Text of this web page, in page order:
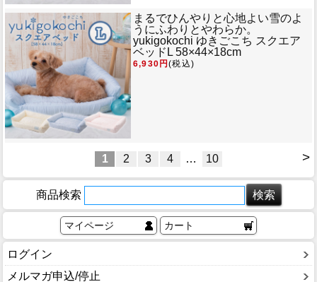
まるでひんやりと心地よい雪のよ
うにふわりとやわらか。
yukigokochi ゆきごこち スクエア
ベッドL 58×44×18cm
6,930円(税込)
>
1 2 3 4 … 10
商品検索
マイページ カート
ログイン
メルマガ申込/停止